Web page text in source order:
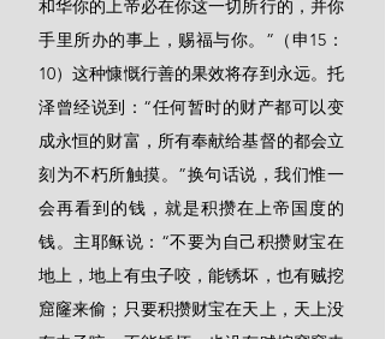
和华你的上帝必在你这一切所行的，并你
手里所办的事上，赐福与你。”（申15：
10）这种慷慨行善的果效将存到永远。托
泽曾经说到：“任何暂时的财产都可以变
成永恒的财富，所有奉献给基督的都会立
刻为不朽所触摸。”换句话说，我们惟一
会再看到的钱，就是积攒在上帝国度的
钱。主耶稣说：“不要为自己积攒财宝在
地上，地上有虫子咬，能锈坏，也有贼挖
窟窿来偷；只要积攒财宝在天上，天上没